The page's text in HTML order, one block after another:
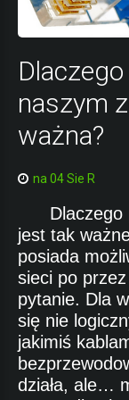
naszym
ważna?
na 04 Sie R
Dlaczego
jest tak
posiada
sieci po
pytanie. Dla
się nie
jakimiś
działa, ale…